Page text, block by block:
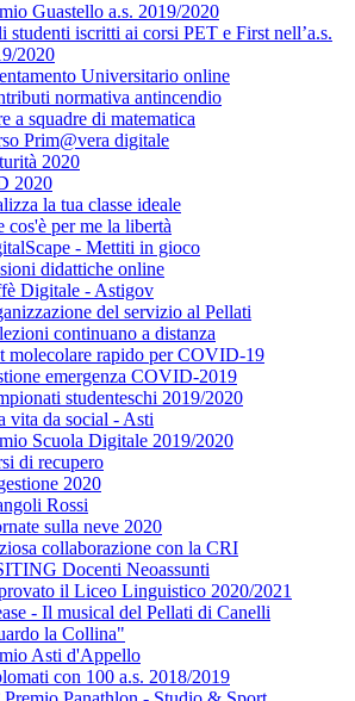
Guastello a.s. 2019/2020
studenti iscritti ai corsi PET e First nell’a.s.
2020
Universitario online
normativa antincendio
a squadre di matematica
Prim@vera digitale
2020
2020
la tua classe ideale
cos'è per me la libertà
- Mettiti in gioco
didattiche online
Digitale - Astigov
del servizio al Pellati
continuano a distanza
molecolare rapido per COVID-19
emergenza COVID-2019
studenteschi 2019/2020
vita da social - Asti
Scuola Digitale 2019/2020
di recupero
2020
Rossi
sulla neve 2020
collaborazione con la CRI
Docenti Neoassunti
il Liceo Linguistico 2020/2021
- Il musical del Pellati di Canelli
la Collina"
Asti d'Appello
con 100 a.s. 2018/2019